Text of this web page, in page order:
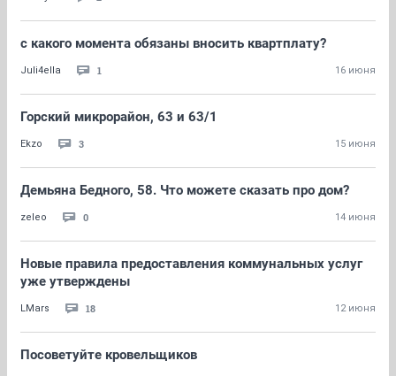
с какого момента обязаны вносить квартплату?
Juli4ella 1 16 июня
Горский микрорайон, 63 и 63/1
Ekzo 3 15 июня
Демьяна Бедного, 58. Что можете сказать про дом?
zeleo 0 14 июня
Новые правила предоставления коммунальных услуг
уже утверждены
LMars 18 12 июня
Посоветуйте кровельщиков